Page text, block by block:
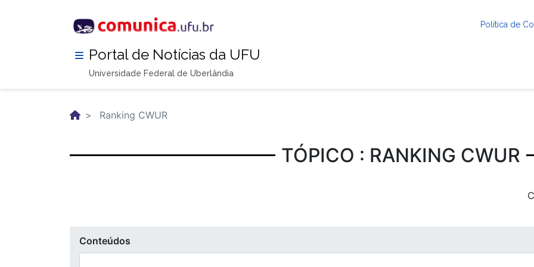
Política de
Portal de Notícias da UFU
Universidade Federal de Uberlândia
Ranking CWUR
TÓPICO : RANKING CWUR
Conteúdos